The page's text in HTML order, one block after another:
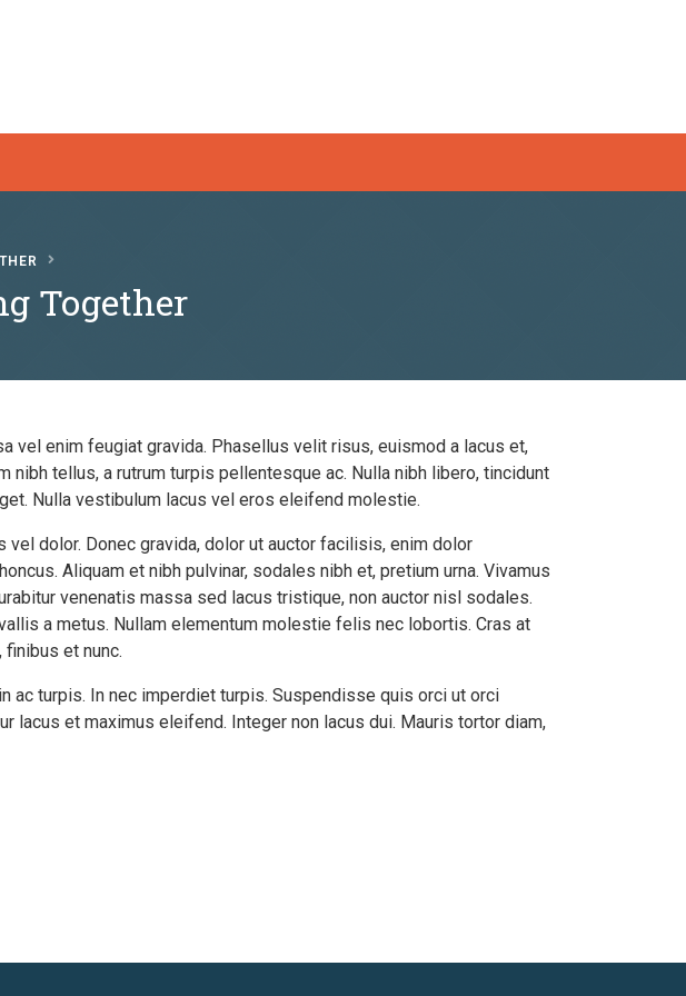
Together
enim feugiat gravida. Phasellus velit risus, euismod a lacus et,
tellus, a rutrum turpis pellentesque ac. Nulla nibh libero, tincidunt
Nulla vestibulum lacus vel eros eleifend molestie.
dolor. Donec gravida, dolor ut auctor facilisis, enim dolor
Aliquam et nibh pulvinar, sodales nibh et, pretium urna. Vivamus
venenatis massa sed lacus tristique, non auctor nisl sodales.
a metus. Nullam elementum molestie felis nec lobortis. Cras at
et nunc.
ac turpis. In nec imperdiet turpis. Suspendisse quis orci ut orci
lacus et maximus eleifend. Integer non lacus dui. Mauris tortor diam,